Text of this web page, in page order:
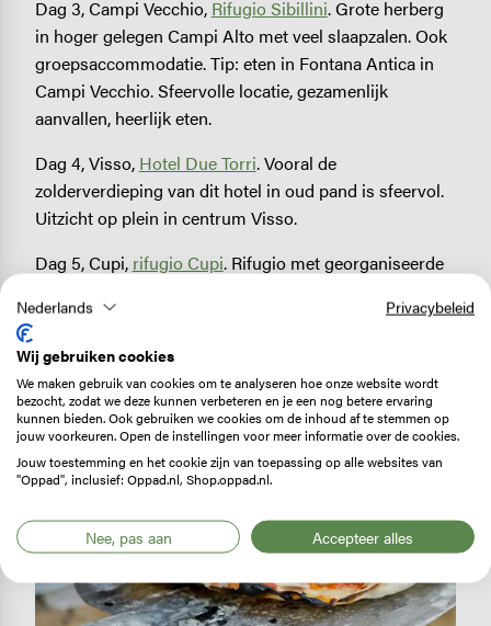
Dag 3, Campi Vecchio, Rifugio Sibillini. Grote herberg
in hoger gelegen Campi Alto met veel slaapzalen. Ook
groepsaccommodatie. Tip: eten in Fontana Antica in
Campi Vecchio. Sfeervolle locatie, gezamenlijk
aanvallen, heerlijk eten.
Dag 4, Visso, Hotel Due Torri. Vooral de
zolderverdieping van dit hotel in oud pand is sfeervol.
Uitzicht op plein in centrum Visso.
Dag 5, Cupi, rifugio Cupi. Rifugio met georganiseerde
deelt met andere gasten. 's Avonds keuzemenu.
Dag 6, Fiastra/Trebbio, mogelijkheid te slapen in
Rifugio di Tribbio.
Image
Nederlands Privacybeleid
Wij gebruiken cookies
We maken gebruik van cookies om te analyseren hoe onze website wordt
bezocht, zodat we deze kunnen verbeteren en je een nog betere ervaring
kunnen bieden. Ook gebruiken we cookies om de inhoud af te stemmen op
jouw voorkeuren. Open de instellingen voor meer informatie over de cookies.
Jouw toestemming en het cookie zijn van toepassing op alle websites van
"Oppad", inclusief: Oppad.nl, Shop.oppad.nl.
Nee, pas aan Accepteer alles